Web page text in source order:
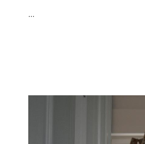
...